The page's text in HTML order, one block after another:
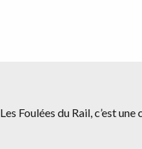
Les Foulées du Rail, c’est